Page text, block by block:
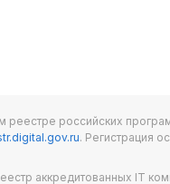
российских
. Регистрация
аккредитованных IT